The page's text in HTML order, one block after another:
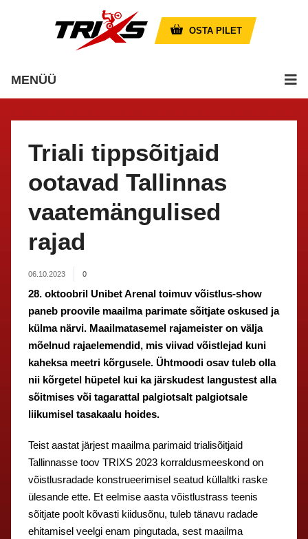
OSTA PILET
MENÜÜ
Triali tippsõitjaid
ootavad Tallinnas
vaatemängulised
rajad
06.10.2023 0
28. oktoobril Unibet Arenal toimuv võistlus-show
paneb proovile maailma parimate sõitjate oskused ja
külma närvi. Maailmatasemel rajameister on välja
mõelnud rajaelemendid, mis viivad võistlejad kuni
kaheksa meetri kõrgusele. Ühtmoodi osav tuleb olla
nii kõrgetel hüpetel kui ka järskudest langustest alla
sõitmises või tagarattal palgiotsalt palgiotsale
liikumisel tasakaalu hoides.
Teist aastat järjest maailma parimaid trialisõitjaid
Tallinnasse toov TRIXS 2023 korraldusmeeskond on
võistlusradade konstrueerimisel seatud küllaltki raske
ülesande ette. Et eelmise aasta võistlustrass teenis
sõitjate poolt kõvasti kiidusõnu, tuleb tänavu radade
ehitamisel veelgi enam pingutada, sest maailma